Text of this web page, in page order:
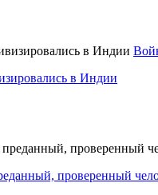
в Индии
проверенный